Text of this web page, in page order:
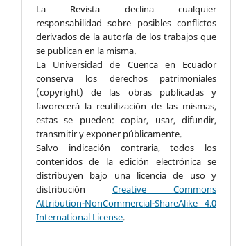
La Revista declina cualquier
responsabilidad sobre posibles conflictos
derivados de la autoría de los trabajos que
se publican en la misma.
La Universidad de Cuenca en Ecuador
conserva los derechos patrimoniales
(copyright) de las obras publicadas y
favorecerá la reutilización de las mismas,
estas se pueden: copiar, usar, difundir,
transmitir y exponer públicamente.
Salvo indicación contraria, todos los
contenidos de la edición electrónica se
distribuyen bajo una licencia de uso y
distribución Creative Commons
Attribution-NonCommercial-ShareAlike 4.0
International License.